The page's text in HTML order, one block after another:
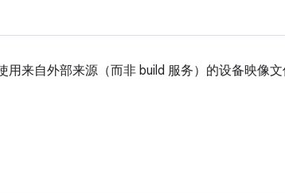
用来自外部来源（而非 build 服务）的设备映像